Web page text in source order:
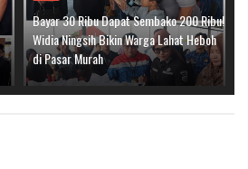
Bayar 30 Ribu Dapat Sembako 200 Ribu!
Widia Ningsih Bikin Warga Lahat Heboh
di Pasar Murah